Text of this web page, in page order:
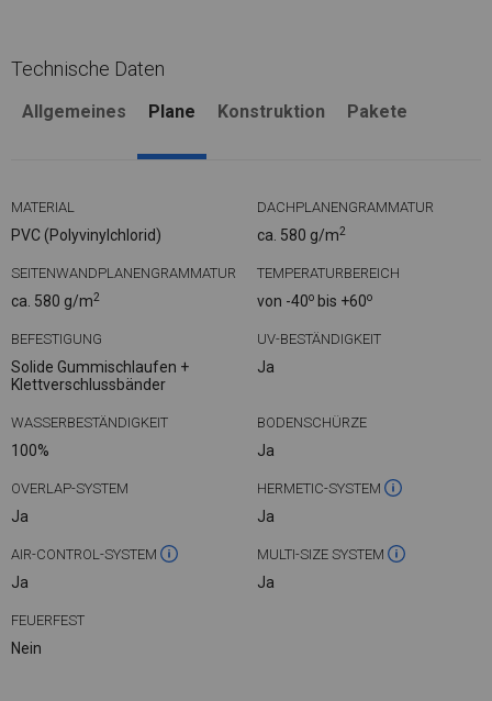
Technische Daten
Allgemeines Plane Konstruktion Pakete
MATERIAL
PVC (Polyvinylchlorid)
DACHPLANENGRAMMATUR
ca. 580 g/m2
SEITENWANDPLANENGRAMMATUR
ca. 580 g/m2
TEMPERATURBEREICH
von -40o bis +60o
BEFESTIGUNG
Solide Gummischlaufen +
Klettverschlussbänder
UV-BESTÄNDIGKEIT
Ja
WASSERBESTÄNDIGKEIT
100%
BODENSCHÜRZE
Ja
OVERLAP-SYSTEM
Ja
HERMETIC-SYSTEM
Ja
AIR-CONTROL-SYSTEM
Ja
MULTI-SIZE SYSTEM
Ja
FEUERFEST
Nein